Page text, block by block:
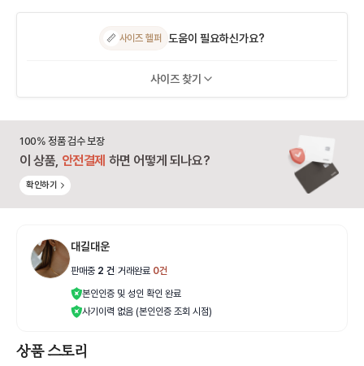
📏 사이즈 헬퍼 도움이 필요하신가요?
사이즈 찾기
100% 정품 검수 보장
이 상품, 안전결제 하면 어떻게 되나요?
확인하기
대길대운
판매중 2 건 거래완료 0건
본인인증 및 성인 확인 완료
사기이력 없음 (본인인증 조회 시점)
상품 스토리